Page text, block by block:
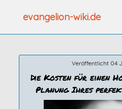
evangelion-wiki.de
Veröffentlicht 04
Die Kosten für einen
Planung Ihres